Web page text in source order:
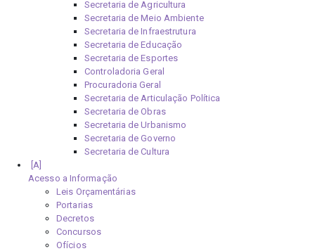
Secretaria de Agricultura
Secretaria de Meio Ambiente
Secretaria de Infraestrutura
Secretaria de Educação
Secretaria de Esportes
Controladoria Geral
Procuradoria Geral
Secretaria de Articulação Política
Secretaria de Obras
Secretaria de Urbanismo
Secretaria de Governo
Secretaria de Cultura
Acesso a Informação
Leis Orçamentárias
Portarias
Decretos
Concursos
Ofícios